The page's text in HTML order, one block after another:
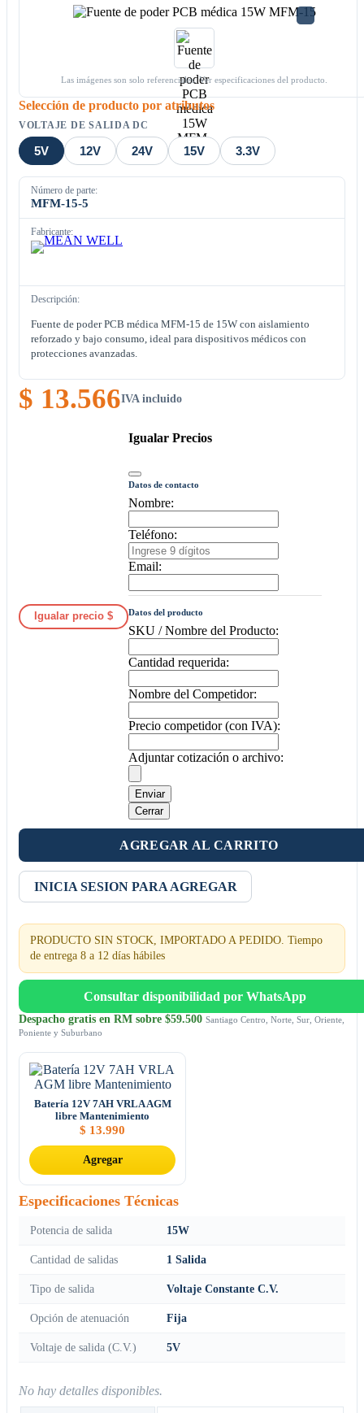
Las imágenes son solo referenciales. Ver especificaciones del producto.
Selección de producto por atributos
VOLTAJE DE SALIDA DC
5V 12V 24V 15V 3.3V
Número de parte:
MFM-15-5
Fabricante:
Descripción:
Fuente de poder PCB médica MFM-15 de 15W con aislamiento
reforzado y bajo consumo, ideal para dispositivos médicos con
protecciones avanzadas.
$ 13.566IVA incluido
Igualar precio $
Igualar Precios
Datos de contacto
Nombre:
Teléfono:
Email:
Datos del producto
SKU / Nombre del Producto:
Cantidad requerida:
Nombre del Competidor:
Precio competidor (con IVA):
Adjuntar cotización o archivo:
Enviar
Cerrar
AGREGAR AL CARRITO
INICIA SESION PARA AGREGAR
PRODUCTO SIN STOCK, IMPORTADO A PEDIDO. Tiempo
de entrega 8 a 12 días hábiles
Consultar disponibilidad por WhatsApp
Despacho gratis en RM sobre $59.500 Santiago Centro, Norte, Sur, Oriente,
Poniente y Suburbano
Batería 12V 7AH VRLA AGM
libre Mantenimiento
$ 13.990
Agregar
Especificaciones Técnicas
Potencia de salida 15W
Cantidad de salidas 1 Salida
Tipo de salida Voltaje Constante C.V.
Opción de atenuación Fija
Voltaje de salida (C.V.) 5V
No hay detalles disponibles.